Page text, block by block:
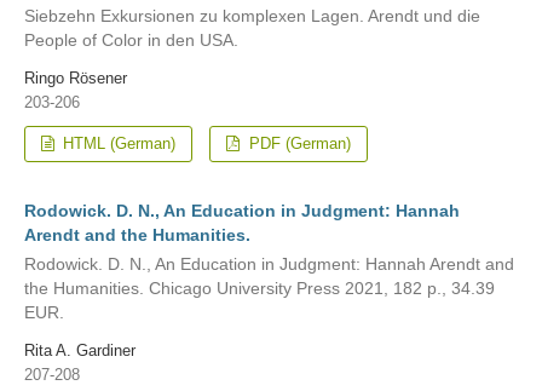
Siebzehn Exkursionen zu komplexen Lagen. Arendt und die
People of Color in den USA.
Ringo Rösener
203-206
HTML (German) PDF (German)
Rodowick. D. N., An Education in Judgment: Hannah
Arendt and the Humanities.
Rodowick. D. N., An Education in Judgment: Hannah Arendt and
the Humanities. Chicago University Press 2021, 182 p., 34.39
EUR.
Rita A. Gardiner
207-208